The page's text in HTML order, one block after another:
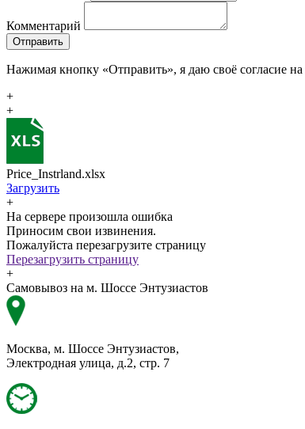
Комментарий
Отправить
Нажимая кнопку «Отправить», я даю своё согласие на
+
+
Price_Instrland.xlsx
Загрузить
+
На сервере произошла ошибка
Приносим свои извинения.
Пожалуйста перезагрузите страницу
Перезагрузить страницу
+
Самовывоз на м. Шоссе Энтузиастов
Москва, м. Шоссе Энтузиастов,
Электродная улица, д.2, стр. 7